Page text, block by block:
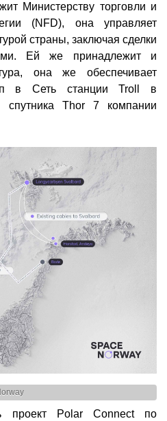
Министерству торговли и
(NFD), она управляет
страны, заключая сделки
Ей же принадлежит и
она же обеспечивает
в Сеть станции Troll в
Thor 7 компании
проект Polar Connect по